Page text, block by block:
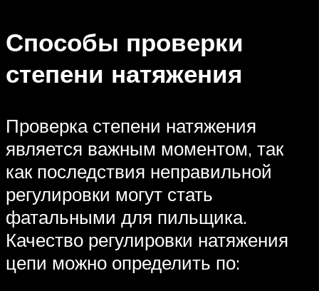
Способы проверки
степени натяжения
Проверка степени натяжения
является важным моментом, так
как последствия неправильной
регулировки могут стать
фатальными для пильщика.
Качество регулировки натяжения
цепи можно определить по: